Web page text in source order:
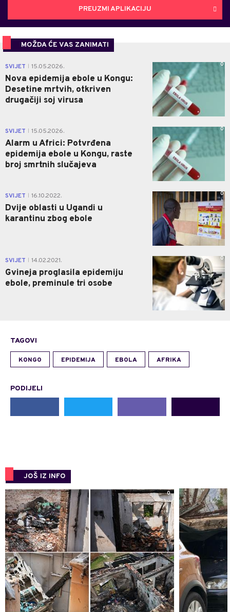
PREUZMI APLIKACIJU
MOŽDA ĆE VAS ZANIMATI
SVIJET 15.05.2026.
Nova epidemija ebole u Kongu:
Desetine mrtvih, otkriven
drugačiji soj virusa
0
SVIJET 15.05.2026.
Alarm u Africi: Potvrđena
epidemija ebole u Kongu, raste
broj smrtnih slučajeva
0
SVIJET 16.10.2022.
Dvije oblasti u Ugandi u
karantinu zbog ebole
0
SVIJET 14.02.2021.
Gvineja proglasila epidemiju
ebole, preminule tri osobe
0
TAGOVI
KONGO EPIDEMIJA EBOLA AFRIKA
PODIJELI
JOŠ IZ INFO
0